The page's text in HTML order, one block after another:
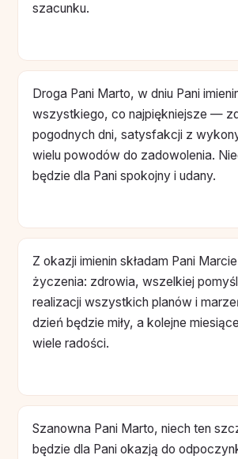
szacunku.
Droga Pani Marto, w dniu Pani
wszystkiego, co najpiękniejsze —
pogodnych dni, satysfakcji z
wielu powodów do zadowolenia.
będzie dla Pani spokojny i udany.
Z okazji imienin składam Pani
życzenia: zdrowia, wszelkiej
realizacji wszystkich planów i
dzień będzie miły, a kolejne
wiele radości.
Szanowna Pani Marto, niech ten
będzie dla Pani okazją do